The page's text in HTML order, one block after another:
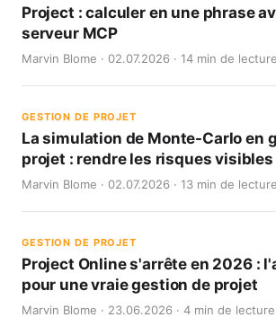
Project : calculer en une phrase
serveur MCP
Marvin Blome · 02.07.2026 · 14 min de lecture
GESTION DE PROJET
La simulation de Monte-Carlo en
projet : rendre les risques visibles
Marvin Blome · 02.07.2026 · 13 min de lecture
GESTION DE PROJET
Project Online s'arrête en 2026 :
pour une vraie gestion de projet
Marvin Blome · 23.06.2026 · 4 min de lecture